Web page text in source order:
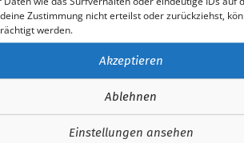
Zustimmung nicht erteilst oder zurückziehst,
werden.
Akzeptieren
Ablehnen
Einstellungen ansehen